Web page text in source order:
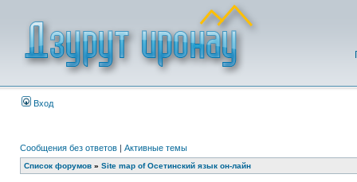
Вход
Сообщения без ответов | Активные темы
Список форумов » Site map of Осетинский язык он-лайн